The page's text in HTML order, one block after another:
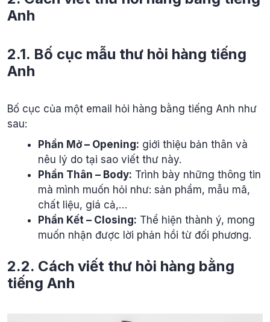
Anh
2.1. Bố cục mẫu thư hỏi hàng tiếng
Anh
Bố cục của một email hỏi hàng bằng tiếng Anh như
sau:
Phần Mở – Opening: giới thiệu bản thân và
nêu lý do tại sao viết thư này.
Phần Thân – Body: Trình bày những thông tin
mà mình muốn hỏi như: sản phẩm, mẫu mã,
chất liệu, giá cả,…
Phần Kết – Closing: Thể hiện thành ý, mong
muốn nhận được lời phản hồi từ đối phương.
2.2. Cách viết thư hỏi hàng bằng
tiếng Anh